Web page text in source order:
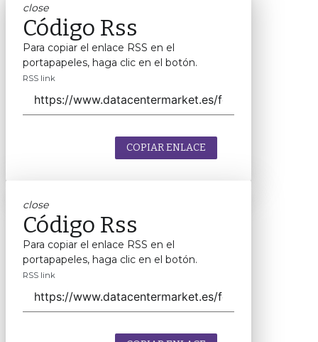
close
Código Rss
Para copiar el enlace RSS en el
portapapeles, haga clic en el botón.
RSS link
COPIAR ENLACE
close
Código Rss
Para copiar el enlace RSS en el
portapapeles, haga clic en el botón.
RSS link